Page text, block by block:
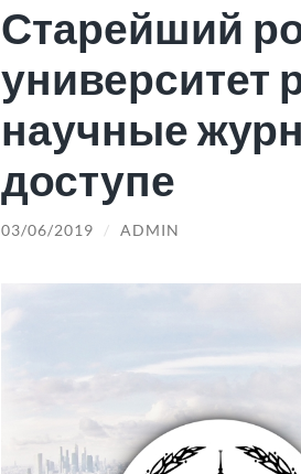
Старейший
университет
научные
доступе
03/06/2019 / ADMIN